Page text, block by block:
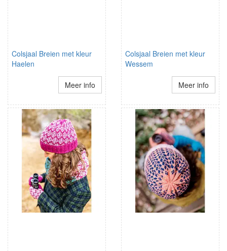
Colsjaal Breien met kleur
Haelen
Meer info
Colsjaal Breien met kleur
Wessem
Meer info